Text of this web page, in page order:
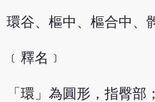
環谷、樞中、樞合中、
﹝釋名﹞
「環」為圓形，指臀部